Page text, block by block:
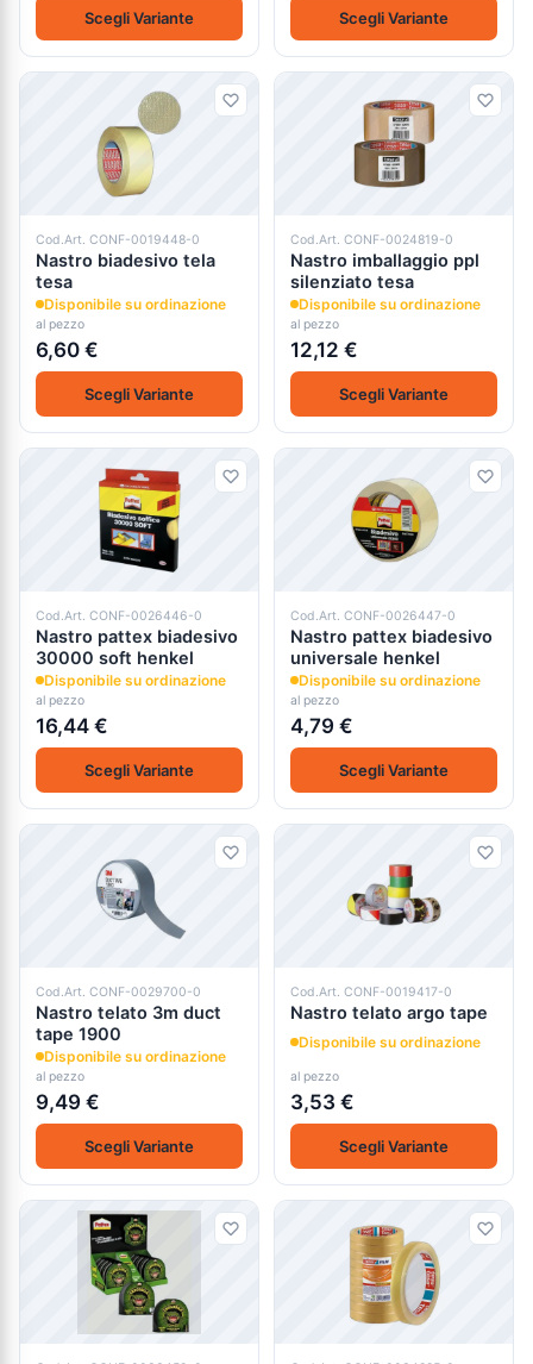
Scegli Variante Scegli Variante
Cod.Art. CONF-0019448-0
Nastro biadesivo tela
tesa
Disponibile su ordinazione
al pezzo
6,60 €
Scegli Variante
Cod.Art. CONF-0024819-0
Nastro imballaggio ppl
silenziato tesa
Disponibile su ordinazione
al pezzo
12,12 €
Scegli Variante
Cod.Art. CONF-0026446-0
Nastro pattex biadesivo
30000 soft henkel
Disponibile su ordinazione
al pezzo
16,44 €
Scegli Variante
Cod.Art. CONF-0026447-0
Nastro pattex biadesivo
universale henkel
Disponibile su ordinazione
al pezzo
4,79 €
Scegli Variante
Cod.Art. CONF-0029700-0
Nastro telato 3m duct
tape 1900
Disponibile su ordinazione
al pezzo
9,49 €
Scegli Variante
Cod.Art. CONF-0019417-0
Nastro telato argo tape
Disponibile su ordinazione
al pezzo
3,53 €
Scegli Variante